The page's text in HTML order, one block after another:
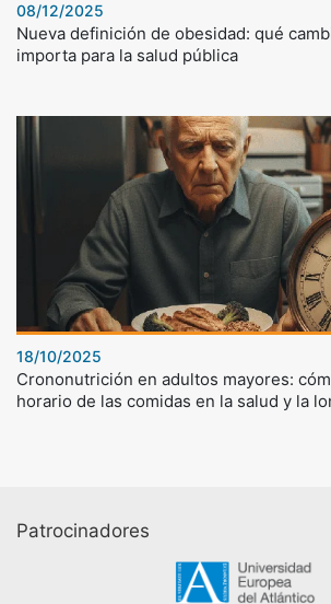
08/12/2025
Nueva definición de obesidad: qué
importa para la salud pública
18/10/2025
Crononutrición en adultos mayores:
horario de las comidas en la salud y la
Patrocinadores